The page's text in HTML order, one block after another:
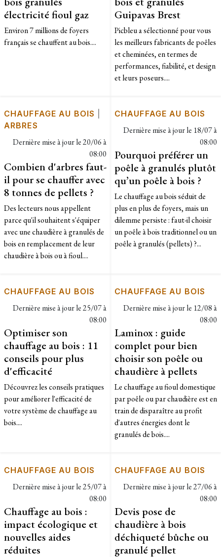
électricité fioul gaz
Environ 7 millions de foyers
français se chauffent au bois....
Guipavas Brest
Picbleu a sélectionné pour vous
les meilleurs fabricants de poêles
et cheminées, en termes de
performances, fiabilité, et design
et leurs poseurs....
CHAUFFAGE AU BOIS
ARBRES
Dernière mise à jour le20/06 à
08:00
Combien d'arbres faut-
il pour se chauffer avec
8 tonnes de pellets ?
Des lecteurs nous appellent
parce qu'il souhaitent s'équiper
avec une chaudière à granulés de
bois en remplacement de leur
chaudière à bois ou à fioul....
CHAUFFAGE AU BOIS
Dernière mise à jour le 18/07 à
08:00
Pourquoi préférer un
poêle à granulés plutôt
qu’un poêle à bois ?
Le chauffage au bois séduit de
plus en plus de foyers, mais un
dilemme persiste : faut-il choisir
un poêle à bois traditionnel ou un
poêle à granulés (pellets) ?...
CHAUFFAGE AU BOIS
Dernière mise à jour le25/07 à
08:00
Optimiser son
chauffage au bois : 11
conseils pour plus
d'efficacité
Découvrez les conseils pratiques
pour améliorer l'efficacité de
votre système de chauffage au
bois....
CHAUFFAGE AU BOIS
Dernière mise à jour le 12/08 à
08:00
Laminox : guide
complet pour bien
choisir son poêle ou
chaudière à pellets
Le chauffage au fioul domestique
par poêle ou par chaudière est en
train de disparaître au profit
d'autres énergies dont le
granulés de bois....
CHAUFFAGE AU BOIS
Dernière mise à jour le25/07 à
08:00
Chauffage au bois :
impact écologique et
nouvelles aides
réduites
CHAUFFAGE AU BOIS
Dernière mise à jour le27/06 à
08:00
Devis pose de
chaudière à bois
déchiqueté bûche ou
granulé pellet